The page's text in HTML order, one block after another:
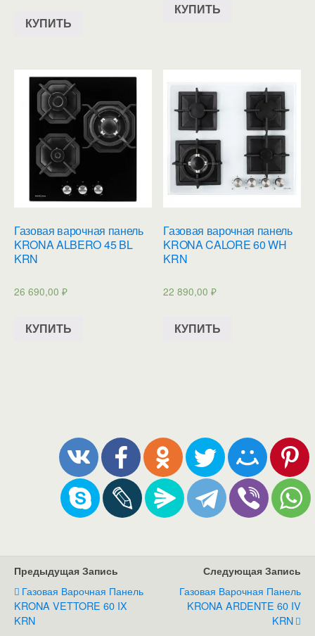
КУПИТЬ
КУПИТЬ
Газовая варочная панель
KRONA ALBERO 45 BL
KRN
26 690,00 ₽
КУПИТЬ
Газовая варочная панель
KRONA CALORE 60 WH
KRN
22 890,00₽
КУПИТЬ
Предыдущая Запись
Газовая Варочная Панель
KRONA VETTORE 60 IX
KRN
Следующая Запись
Газовая Варочная Панель
KRONA ARDENTE 60 IV
KRN